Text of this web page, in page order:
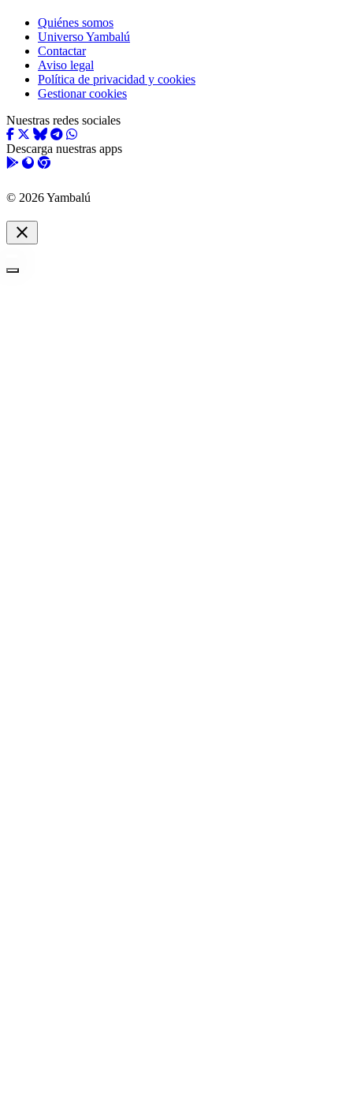
Quiénes somos
Universo Yambalú
Contactar
Aviso legal
Política de privacidad y cookies
Gestionar cookies
Nuestras redes sociales
Descarga nuestras apps
© 2026 Yambalú
close